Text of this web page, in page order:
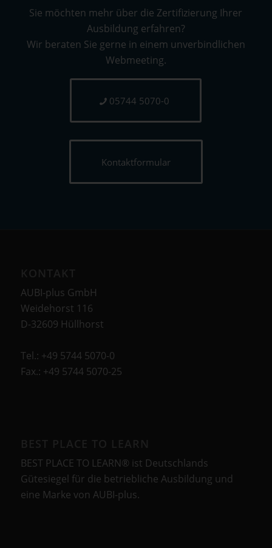
Sie möchten mehr über die Zertifizierung Ihrer
Ausbildung erfahren?
Wir beraten Sie gerne in einem unverbindlichen
Webmeeting.
05744 5070-0
Kontaktformular
AUBI-plus GmbH
Weidehorst 116
D-32609 Hüllhorst
Tel.: +49 5744 5070-0
Fax.: +49 5744 5070-25
BEST PLACE TO LEARN® ist Deutschlands
Gütesiegel für die betriebliche Ausbildung und
eine Marke von AUBI-plus.